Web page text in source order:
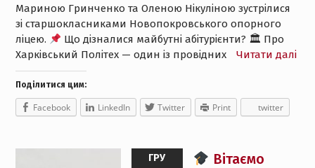
Мариною Гринченко та Оленою Нікуліною зустрілися
зі старшокласниками Новопокровського опорного
ліцею.
Що дізналися майбутні абітурієнти? 🏛 Про
Харківський Політех — один із провідних
Читати далі
Поділитися цим:
Facebook LinkedIn Twitter Print twitter
ГРУ
Вітаємо